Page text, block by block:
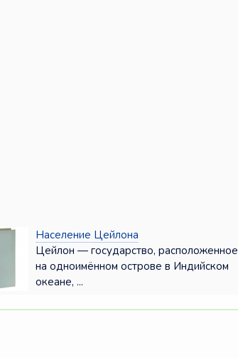
Население Цейлона
Цейлон — государство, расположенное
на одноимён­ном острове в Индийском
океане, ...